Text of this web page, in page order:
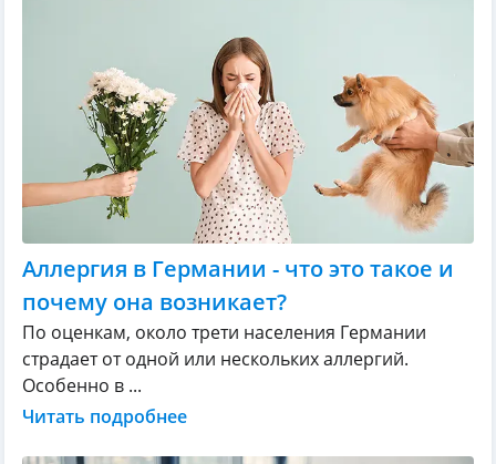
Аллергия в Германии - что это такое и
почему она возникает?
По оценкам, около трети населения Германии
страдает от одной или нескольких аллергий.
Особенно в ...
Читать подробнее